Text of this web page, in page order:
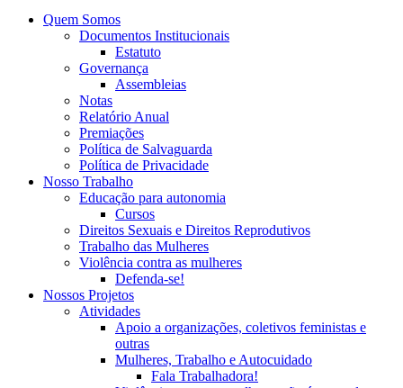
Quem Somos
Documentos Institucionais
Estatuto
Governança
Assembleias
Notas
Relatório Anual
Premiações
Política de Salvaguarda
Política de Privacidade
Nosso Trabalho
Educação para autonomia
Cursos
Direitos Sexuais e Direitos Reprodutivos
Trabalho das Mulheres
Violência contra as mulheres
Defenda-se!
Nossos Projetos
Atividades
Apoio a organizações, coletivos feministas e
outras
Mulheres, Trabalho e Autocuidado
Fala Trabalhadora!